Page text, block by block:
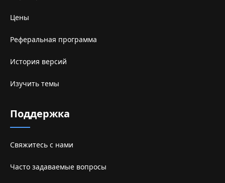
Цены
Реферальная программа
История версий
Изучить темы
Поддержка
Свяжитесь с нами
Часто задаваемые вопросы